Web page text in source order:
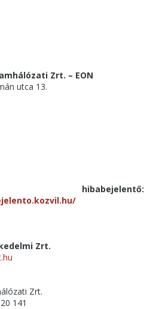
Zrt. – EON
utca 13.
hibabejelentő:
Zrt.
Zrt.
141